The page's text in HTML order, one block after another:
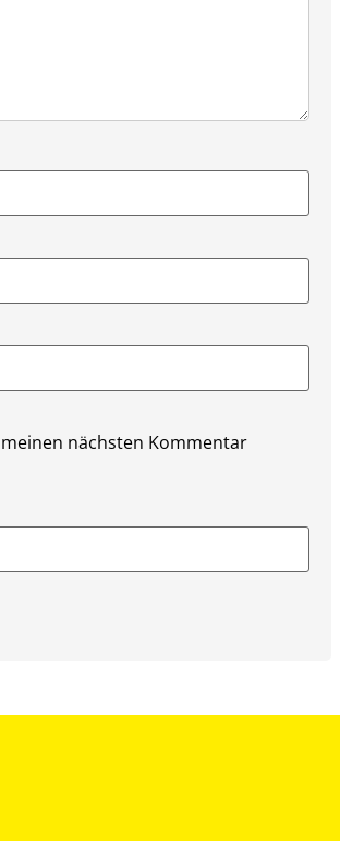
nächsten Kommentar